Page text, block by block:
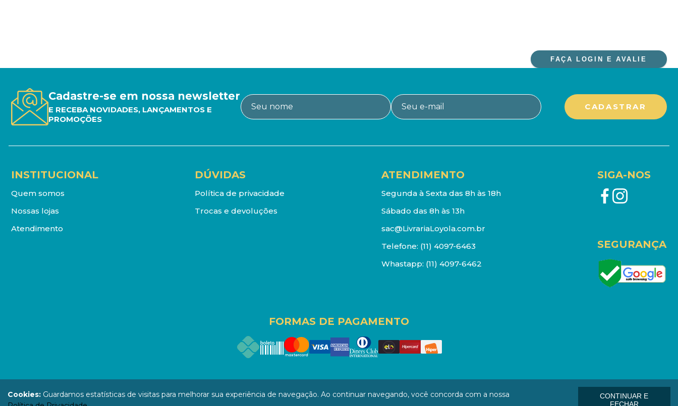
FAÇA LOGIN E AVALIE
Cadastre-se em nossa newsletter
E RECEBA NOVIDADES, LANÇAMENTOS E
PROMOÇÕES
INSTITUCIONAL
Quem somos
Nossas lojas
Atendimento
DÚVIDAS
Política de privacidade
Trocas e devoluções
ATENDIMENTO
Segunda à Sexta das 8h às 18h
Sábado das 8h às 13h
sac@LivrariaLoyola.com.br
Telefone: (11) 4097-6463
Whastapp: (11) 4097-6462
SIGA-NOS
SEGURANÇA
FORMAS DE PAGAMENTO
67.946.814/0001-94 - LOJA - Rua Senador Feijó - São Paulo / SP - CEP: 01006-000
Cookies: Guardamos estatísticas de visitas para melhorar sua experiência de navegação. Ao continuar navegando, você concorda com a nossa
CONTINUAR E
FECHAR